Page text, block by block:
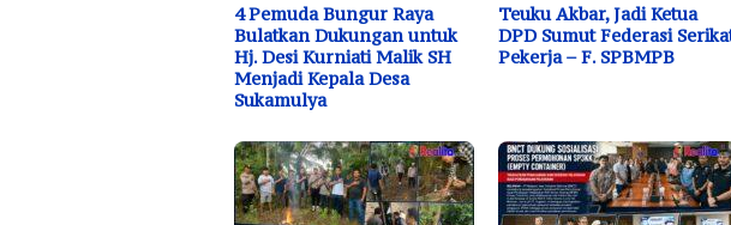
4 Pemuda Bungur Raya
Bulatkan Dukungan untuk
Hj. Desi Kurniati Malik SH
Menjadi Kepala Desa
Sukamulya
Teuku Akbar, Jadi Ketua
DPD Sumut Federasi
Pekerja – F. SPBMPB